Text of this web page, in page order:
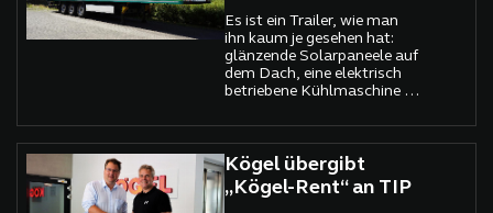
Es ist ein Trailer, wie man
ihn kaum je gesehen hat:
glänzende Solarpaneele auf
dem Dach, eine elektrisch
betriebene Kühlmaschine im
dem Aufbau und eine E-
Achse an der Hinterachse –
alles miteinander vernetzt,
alles digital steuerbar.
Kögel übergibt
„Kögel-Rent“ an TIP